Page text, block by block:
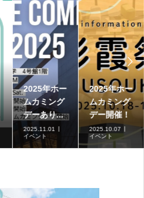
2025年ホー
ムカミング
デーあり...
2025.11.01
イベント
2025年ホー
ムカミング
デー開催！
2025.10.07
イベント
